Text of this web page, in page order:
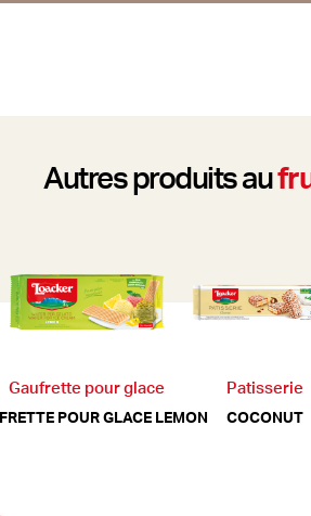
Autres produits au
Gaufrette pour glace
POUR GLACE LEMON
Patisserie
COCONUT